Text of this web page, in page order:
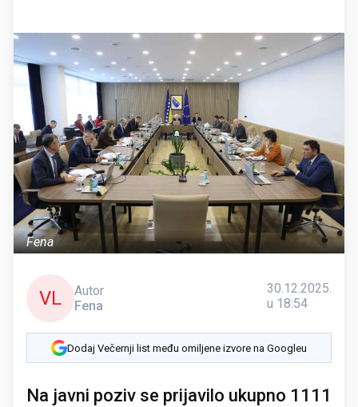
Fena
VL
Autor
Fena
30.12.2025.
u 18:54
Dodaj Večernji list među omiljene izvore na Googleu
Na javni poziv se prijavilо ukupno 1111